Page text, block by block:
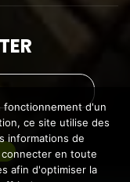
fonctionnement d'un
ce site utilise des
informations de
en toute
afin d'optimiser la